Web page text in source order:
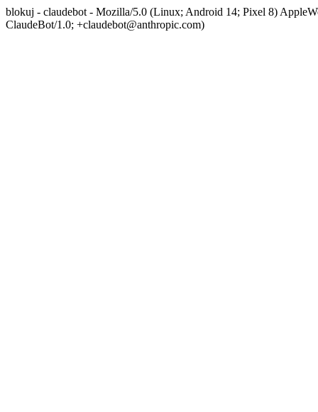
blokuj - claudebot - Mozilla/5.0 (Linux; Android 14; Pixel 8)
ClaudeBot/1.0; +claudebot@anthropic.com)